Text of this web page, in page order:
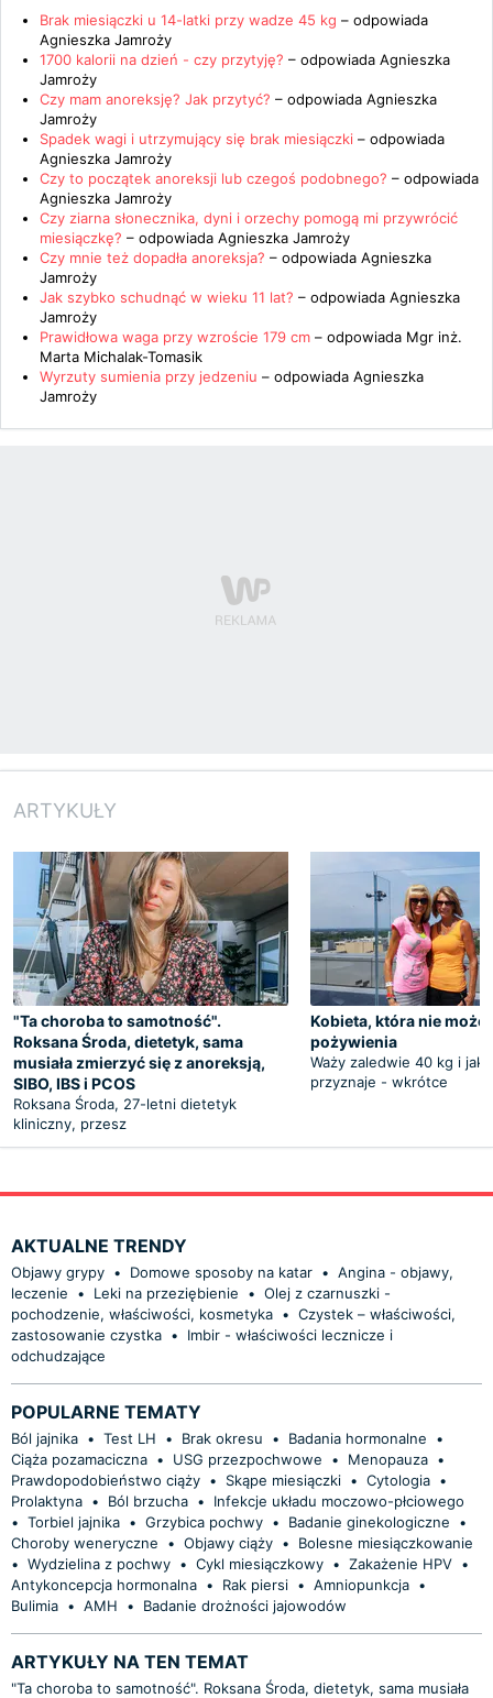
Brak miesiączki u 14-latki przy wadze 45 kg – odpowiada
Agnieszka Jamroży
1700 kalorii na dzień - czy przytyję? – odpowiada Agnieszka
Jamroży
Czy mam anoreksję? Jak przytyć? – odpowiada Agnieszka
Jamroży
Spadek wagi i utrzymujący się brak miesiączki – odpowiada
Agnieszka Jamroży
Czy to początek anoreksji lub czegoś podobnego? – odpowiada
Agnieszka Jamroży
Czy ziarna słonecznika, dyni i orzechy pomogą mi przywrócić
miesiączkę? – odpowiada Agnieszka Jamroży
Czy mnie też dopadła anoreksja? – odpowiada Agnieszka
Jamroży
Jak szybko schudnąć w wieku 11 lat? – odpowiada Agnieszka
Jamroży
Prawidłowa waga przy wzroście 179 cm – odpowiada Mgr inż.
Marta Michalak-Tomasik
Wyrzuty sumienia przy jedzeniu – odpowiada Agnieszka
Jamroży
ARTYKUŁY
"Ta choroba to samotność".
Roksana Środa, dietetyk, sama
musiała zmierzyć się z anoreksją,
SIBO, IBS i PCOS
Roksana Środa, 27-letni dietetyk
kliniczny, przesz
Kobieta, która nie może
pożywienia
Waży zaledwie 40 kg i jak
przyznaje - wkrótce
AKTUALNE TRENDY
Objawy grypy • Domowe sposoby na katar • Angina - objawy,
leczenie
• Leki na przeziębienie • Olej z czarnuszki -
pochodzenie, właściwości, kosmetyka • Czystek – właściwości,
zastosowanie czystka •
Imbir - właściwości lecznicze i
odchudzające
POPULARNE TEMATY
Ból jajnika • Test LH • Brak okresu • Badania hormonalne
•
Ciąża pozamaciczna • USG przezpochwowe • Menopauza •
Prawdopodobieństwo ciąży • Skąpe miesiączki • Cytologia •
Prolaktyna • Ból brzucha •
Infekcje układu moczowo-płciowego
• Torbiel jajnika • Grzybica pochwy • Badanie ginekologiczne
•
Choroby weneryczne
• Objawy ciąży •
Bolesne miesiączkowanie
• Wydzielina z pochwy • Cykl miesiączkowy • Zakażenie HPV •
Antykoncepcja hormonalna • Rak piersi • Amniopunkcja •
Bulimia • AMH • Badanie drożności jajowodów
ARTYKUŁY NA TEN TEMAT
"Ta choroba to samotność". Roksana Środa, dietetyk, sama musiała